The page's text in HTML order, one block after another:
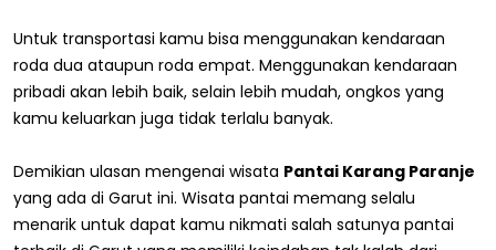
Untuk transportasi kamu bisa menggunakan kendaraan
roda dua ataupun roda empat. Menggunakan kendaraan
pribadi akan lebih baik, selain lebih mudah, ongkos yang
kamu keluarkan juga tidak terlalu banyak.
Demikian ulasan mengenai wisata Pantai Karang Paranje
yang ada di Garut ini. Wisata pantai memang selalu
menarik untuk dapat kamu nikmati salah satunya pantai